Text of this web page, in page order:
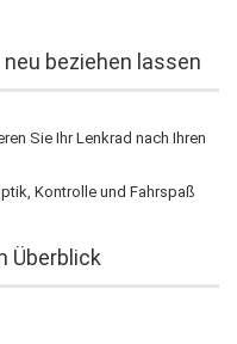
beziehen lassen
Sie Ihr Lenkrad nach Ihren
Kontrolle und Fahrspaß
Überblick